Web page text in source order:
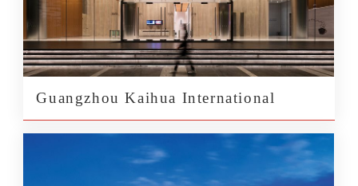
Guangzhou Kaihua International